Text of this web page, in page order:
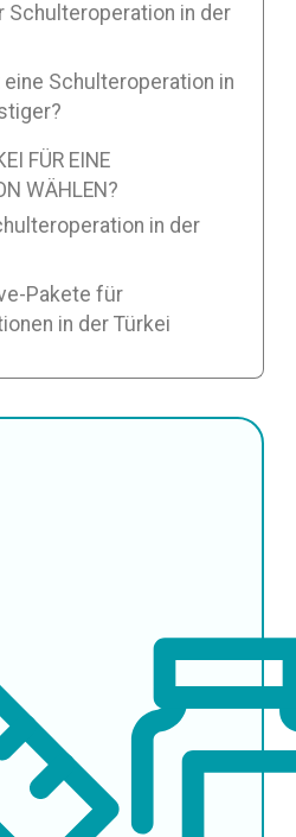
Schulteroperation in der
Schulteroperation in
FÜR EINE
WÄHLEN?
in der
Pakete für
in der Türkei